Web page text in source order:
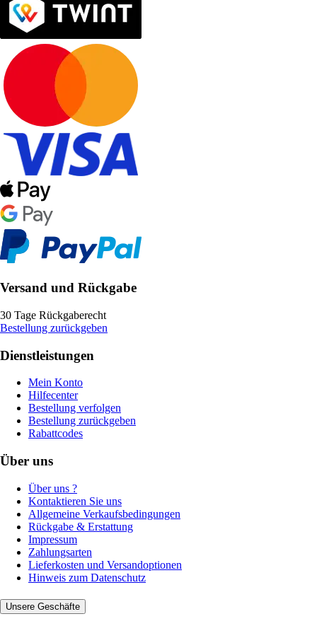
Versand und Rückgabe
30 Tage Rückgaberecht
Bestellung zurückgeben
Dienstleistungen
Mein Konto
Hilfecenter
Bestellung verfolgen
Bestellung zurückgeben
Rabattcodes
Über uns
Über uns ?
Kontaktieren Sie uns
Allgemeine Verkaufsbedingungen
Rückgabe & Erstattung
Impressum
Zahlungsarten
Lieferkosten und Versandoptionen
Hinweis zum Datenschutz
Unsere Geschäfte